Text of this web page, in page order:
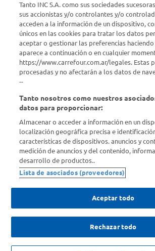
Seguinos en :
Estamos para ayudarte
¿Tenés una consulta? Comunicate con nosotros
Descubrí Carrefour
Conocenos
Info útil
Comprá Online
Enterate de nuestras ofertas
Dejanos tu mail para recibir todas las ofertas y
que nadie.
Provincia
Tanto INC S.A. como sus sociedades
sus accionistas y/o controlantes y/o
acceden a la información de un dispositivo,
únicos en las cookies para tratar los datos
aceptar o gestionar las preferencias
aparece a continuación o en cualquier
https://www.carrefour.com.ar/legales. Estas
procesadas y no afectarán a los datos de
--
Tanto nosotros como nuestros
datos para proporcionar:
Almacenar o acceder a información en un
localización geográfica precisa e
características de dispositivos. anuncios y
medición de anuncios y del contenido,
desarrollo de productos..
Lista de asociados (proveedores)
Aceptar todo
Rechazar todo